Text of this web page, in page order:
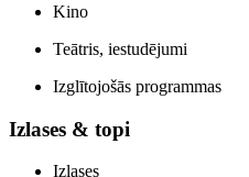
Kino
Teātris, iestudējumi
Izglītojošās programmas
Izlases & topi
Izlases